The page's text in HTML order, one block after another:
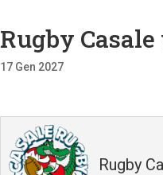
Rugby
17 Gen 2027
Rugby